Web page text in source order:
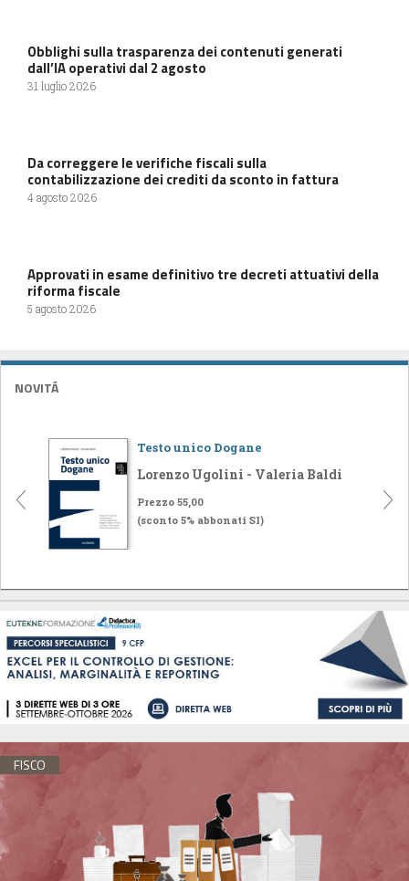
Obblighi sulla trasparenza dei contenuti generati
dall’IA operativi dal 2 agosto
31 luglio 2026
Da correggere le verifiche fiscali sulla
contabilizzazione dei crediti da sconto in fattura
4 agosto 2026
Approvati in esame definitivo tre decreti attuativi della
riforma fiscale
5 agosto 2026
NOVITÁ
Testo unico Dogane
Lorenzo Ugolini - Valeria Baldi
Prezzo 55,00
(sconto 5% abbonati SI)
FISCO